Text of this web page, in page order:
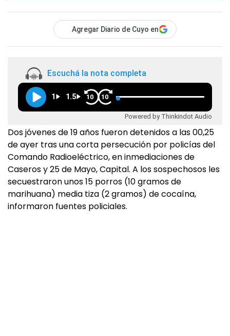
Agregar Diario de Cuyo en
Escuchá la nota completa
1 1.5 10 10
Powered by Thinkindot Audio
Dos jóvenes de 19 años fueron detenidos a las 00,25
de ayer tras una corta persecución por policías del
Comando Radioeléctrico, en inmediaciones de
Caseros y 25 de Mayo, Capital. A los sospechosos les
secuestraron unos 15 porros (10 gramos de
marihuana) media tiza (2 gramos) de cocaína,
informaron fuentes policiales.